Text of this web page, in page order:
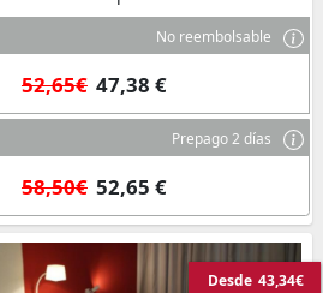
No reembolsable
52,65€ 47,38 €
Prepago 2 días
58,50€ 52,65 €
Desde 43,34€